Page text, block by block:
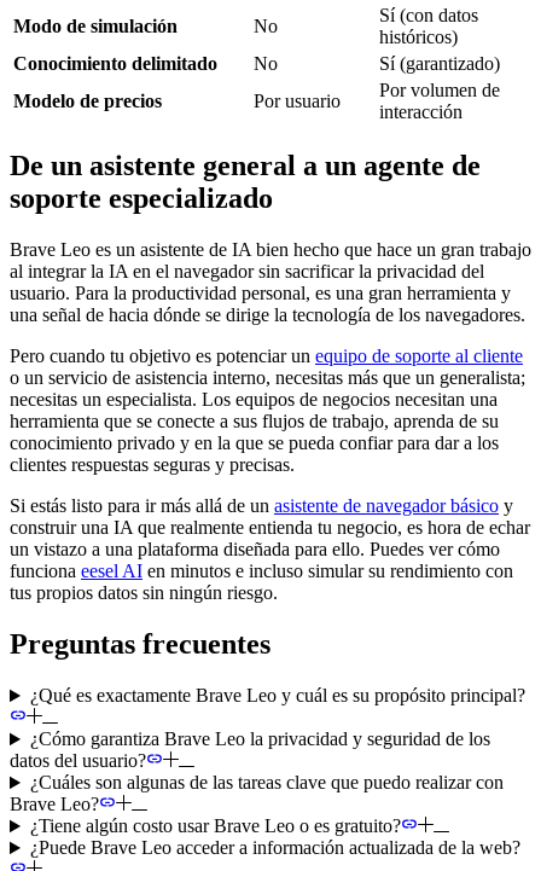
Modo de simulación
No
Sí (con datos
históricos)
Conocimiento delimitado
No
Sí (garantizado)
Modelo de precios
Por usuario
Por volumen de
interacción
De un asistente general a un agente de
soporte especializado
Brave Leo es un asistente de IA bien hecho que hace un gran trabajo
al integrar la IA en el navegador sin sacrificar la privacidad del
usuario. Para la productividad personal, es una gran herramienta y
una señal de hacia dónde se dirige la tecnología de los navegadores.
Pero cuando tu objetivo es potenciar un equipo de soporte al cliente
o un servicio de asistencia interno, necesitas más que un generalista;
necesitas un especialista. Los equipos de negocios necesitan una
herramienta que se conecte a sus flujos de trabajo, aprenda de su
conocimiento privado y en la que se pueda confiar para dar a los
clientes respuestas seguras y precisas.
Si estás listo para ir más allá de un asistente de navegador básico y
construir una IA que realmente entienda tu negocio, es hora de echar
un vistazo a una plataforma diseñada para ello. Puedes ver cómo
funciona eesel AI en minutos e incluso simular su rendimiento con
tus propios datos sin ningún riesgo.
Preguntas frecuentes
¿Qué es exactamente Brave Leo y cuál es su propósito principal?
¿Cómo garantiza Brave Leo la privacidad y seguridad de los
datos del usuario?
¿Cuáles son algunas de las tareas clave que puedo realizar con
Brave Leo?
¿Tiene algún costo usar Brave Leo o es gratuito?
¿Puede Brave Leo acceder a información actualizada de la web?